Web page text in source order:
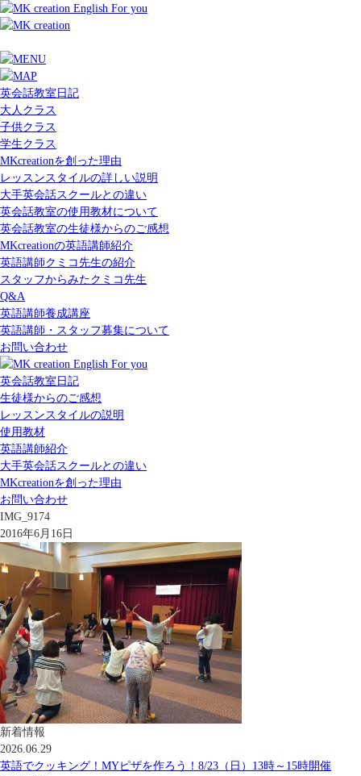
英会話教室日記
大人クラス
子供クラス
学生クラス
MKcreationを創った理由
レッスンスタイルの詳しい説明
大手英会話スクールとの違い
英会話教室の使用教材について
英会話教室の生徒様からのご感想
MKcreationの英語講師紹介
英語講師クミコ先生の紹介
スタッフからみたクミコ先生
Q&A
英語講師養成講座
英語講師・スタッフ募集について
お問い合わせ
英会話教室日記
生徒様からのご感想
レッスンスタイルの説明
使用教材
英語講師紹介
大手英会話スクールとの違い
MKcreationを創った理由
お問い合わせ
IMG_9174
2016年6月16日
新着情報
2026.06.29
英語でクッキング！MYピザを作ろう！8/23（日）13時～15時開催